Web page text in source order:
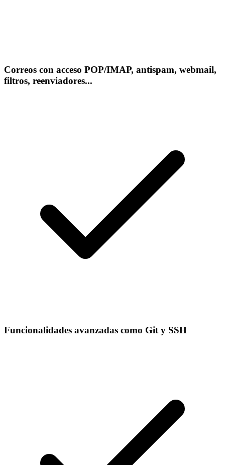
Correos con acceso POP/IMAP, antispam, webmail,
filtros, reenviadores...
Funcionalidades avanzadas como Git y SSH